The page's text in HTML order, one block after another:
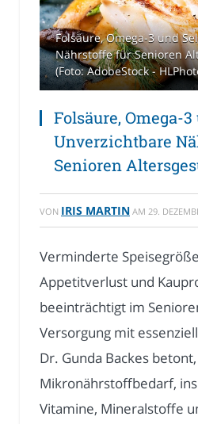
Folsäure, Omega-3 und
Nährstoffe für Senioren
(Foto: AdobeStock -
Folsäure, Omega-
Unverzichtbare
Senioren
VON IRIS MARTIN AM 29.
Verminderte
Appetitverlust und
beeinträchtigt im
Versorgung mit
Dr. Gunda Backes
Mikronährstoffbedarf,
Vitamine, Mineralstoffe